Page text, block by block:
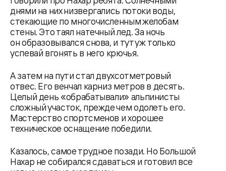
днями на них низвергались потоки воды,
стекающие по многочисленным желобам
стены. Это таял натечный лед. За ночь
он образовывался снова, и тут уж только
успевай вгонять в него крючья.
А затем на пути стал двухсотметровый
отвес. Его венчал карниз метров в десять.
Целый день «обрабатывали» альпинисты
сложный участок, прежде чем одолеть его.
Мастерство спортсменов и хорошее
техническое оснащение победили.
Казалось, самое трудное позади. Но Большой
Нахар не собирался сдаваться и готовил все